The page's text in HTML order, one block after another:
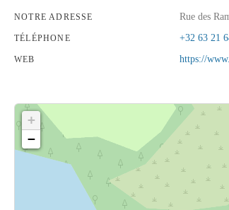
NOTRE ADRESSE Rue des
TÉLÉPHONE +32 63 21
WEB https://
+
−